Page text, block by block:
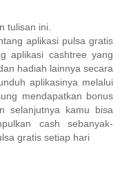
tulisan ini.
aplikasi pulsa gratis
aplikasi cashtree yang
hadiah lainnya secara
aplikasinya melalui
mendapatkan bonus
selanjutnya kamu bisa
cash sebanyak-
gratis setiap hari